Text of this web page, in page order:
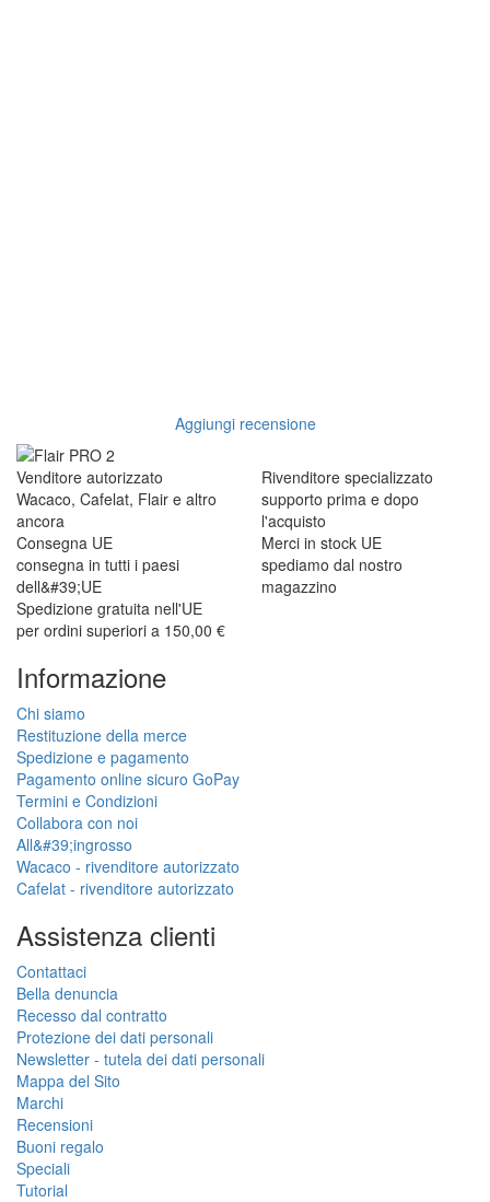
Aggiungi recensione
Venditore autorizzato
Wacaco, Cafelat, Flair e altro
ancora
Rivenditore specializzato
supporto prima e dopo
l'acquisto
Consegna UE
consegna in tutti i paesi
dell&#39;UE
Merci in stock UE
spediamo dal nostro
magazzino
Spedizione gratuita nell'UE
per ordini superiori a 150,00 €
Informazione
Chi siamo
Restituzione della merce
Spedizione e pagamento
Pagamento online sicuro GoPay
Termini e Condizioni
Collabora con noi
All&#39;ingrosso
Wacaco - rivenditore autorizzato
Cafelat - rivenditore autorizzato
Assistenza clienti
Contattaci
Bella denuncia
Recesso dal contratto
Protezione dei dati personali
Newsletter - tutela dei dati personali
Mappa del Sito
Marchi
Recensioni
Buoni regalo
Speciali
Tutorial